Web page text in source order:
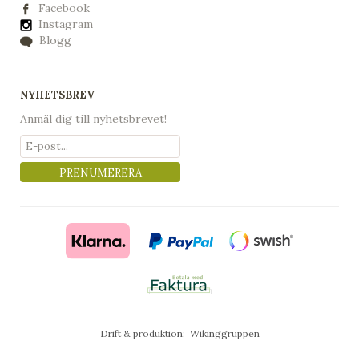
Facebook
Instagram
Blogg
NYHETSBREV
Anmäl dig till nyhetsbrevet!
PRENUMERERA
Drift & produktion: Wikinggruppen